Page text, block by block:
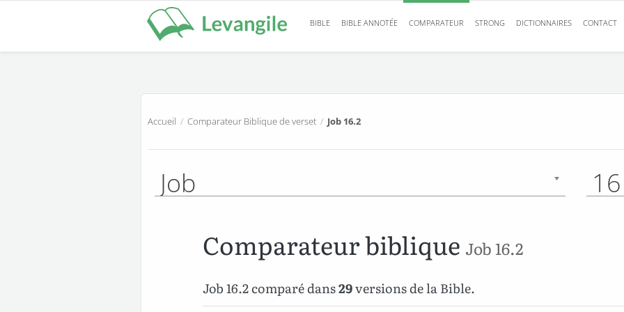
BIBLE BIBLE ANNOTÉE COMPARATEUR STRONG DICTIONNAIRES CONTACT
Accueil / Comparateur Biblique de verset / Job 16.2
Job 16
Comparateur biblique Job 16.2
Job 16.2 comparé dans29versions de la Bible.